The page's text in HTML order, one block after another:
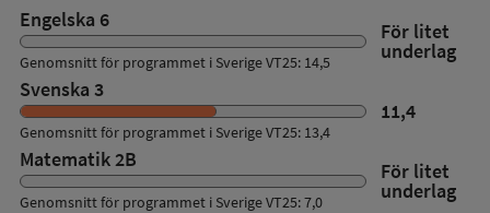
prov
Engelska 6
För litet
underlag
Genomsnitt för programmet i Sverige VT25: 14,5
Svenska 3
11,4
Genomsnitt för programmet i Sverige VT25: 13,4
Matematik 2B För litet
underlag
Genomsnitt för programmet i Sverige VT25: 7,0